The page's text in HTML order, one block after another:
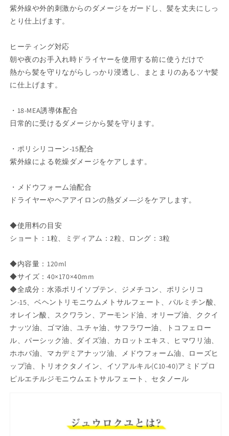
ュ
ウ
ク
120ml【ア
ウ
ト
ト
リ
ト
メ
ト
し
と
り
や
髪
サ
ラ
サ
ラ
さ
ら
さ
ら
ュ
120ml【ア
ウ
ト
リ
ト
メ
ト
し
り
髪
サ
ラ
サ
ラ
さ
ら
さ
ら
ジ
紫外線や外的刺激からのダメージをガードし、髪を丈夫にしっ
とり仕上げます。
ヒーティング対応
朝や夜のお手入れ時ドライヤーを使用する前に使うだけで
熱から髪を守りながらしっかり浸透し、まとまりのあるツヤ髪
に仕上げます。
・18-MEA誘導体配合
日常的に受けるダメージから髪を守ります。
・ポリシリコーン-15配合
紫外線による乾燥ダメージをケアします。
・メドウフォーム油配合
ドライヤーやヘアアイロンの熱ダメ―ジをケアします。
◆使用料の目安
ショート：1粒、ミディアム：2粒、ロング：3粒
◆内容量：120ml
◆サイズ：40×170×40mm
◆全成分：水添ポリイソブテン、ジメチコン、ポリシリコ
ン-15、ベヘントリモニウムメトサルフェート、パルミチン酸、
オレイン酸、スクワラン、アーモンド油、オリーブ油、ククイ
ナッツ油、ゴマ油、ユチャ油、サフラワー油、トコフェロー
ル、パーシック油、ダイズ油、カロットエキス、ヒマワリ油、
ホホバ油、マカデミアナッツ油、メドウフォーム油、ローズヒ
ップ油、トリオクタノイン、イソアルキル(C10-40)アミドプロ
ピルエチルジモニウムエトサルフェート、セタノール